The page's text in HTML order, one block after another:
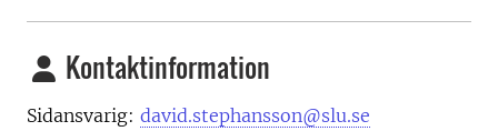
Kontaktinformation
Sidansvarig: david.stephansson@slu.se